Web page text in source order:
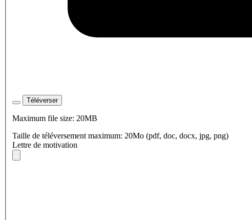
Téléverser
Maximum file size: 20MB
Taille de téléversement maximum: 20Mo (pdf, doc, docx, jpg, png)
Lettre de motivation